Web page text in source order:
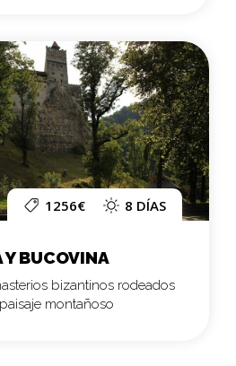
1256€ 8 DÍAS
Y BUCOVINA
bizantinos rodeados
montañoso